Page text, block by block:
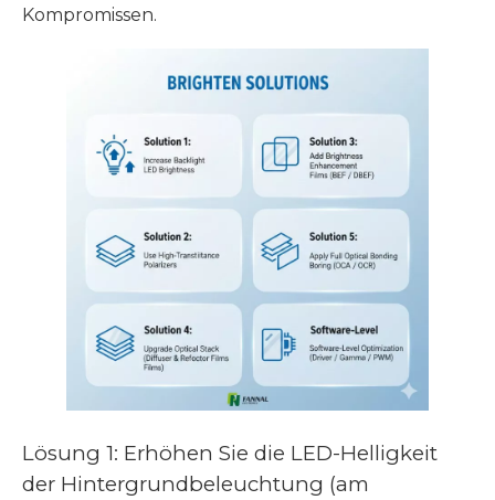
Kompromissen.
Lösung 1: Erhöhen Sie die LED-Helligkeit
der Hintergrundbeleuchtung (am